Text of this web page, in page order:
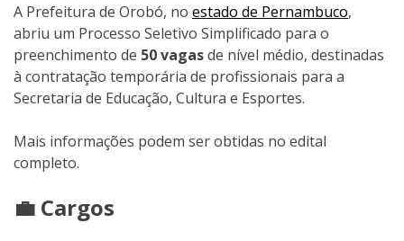
A Prefeitura de Orobó, no estado de Pernambuco,
abriu um Processo Seletivo Simplificado para o
preenchimento de 50 vagasde nível médio, destinadas
à contratação temporária de profissionais para a
Secretaria de Educação, Cultura e Esportes.
Mais informações podem ser obtidas no edital
completo.
💼 Cargos